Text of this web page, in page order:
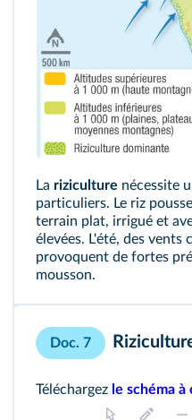
La riziculture nécessite
particuliers. Le riz
terrain plat, irrigué et
élevées. L'été, des vents
provoquent de fortes
mousson.
Doc. 7
Téléchargez le schéma